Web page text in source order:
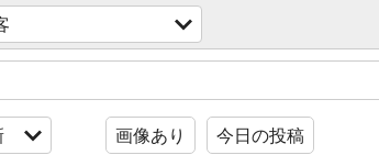
画像あり 今日の投稿